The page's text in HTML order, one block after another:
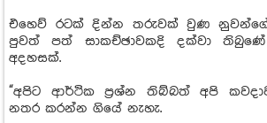
එහෙව් රටක් දින්න තරුවක් වුණ
පුවත් පත් සාකච්ඡාවකදි දක්වා
අදහසක්.
“අපිට ආර්ථික ප්‍රශ්න තිබ්බත් අපි
නතර කරන්න ගියේ නැහැ.